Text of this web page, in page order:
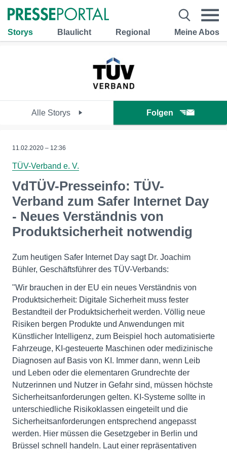
Storys Blaulicht Regional Meine Abos
Alle Storys Folgen
11.02.2020 – 12:36
TÜV-Verband e. V.
VdTÜV-Presseinfo: TÜV-
Verband zum Safer Internet Day
- Neues Verständnis von
Produktsicherheit notwendig
Zum heutigen Safer Internet Day sagt Dr. Joachim
Bühler, Geschäftsführer des TÜV-Verbands:
"Wir brauchen in der EU ein neues Verständnis von
Produktsicherheit: Digitale Sicherheit muss fester
Bestandteil der Produktsicherheit werden. Völlig neue
Risiken bergen Produkte und Anwendungen mit
Künstlicher Intelligenz, zum Beispiel hoch automatisierte
Fahrzeuge, KI-gesteuerte Maschinen oder medizinische
Diagnosen auf Basis von KI. Immer dann, wenn Leib
und Leben oder die elementaren Grundrechte der
Nutzerinnen und Nutzer in Gefahr sind, müssen höchste
Sicherheitsanforderungen gelten. KI-Systeme sollte in
unterschiedliche Risikoklassen eingeteilt und die
Sicherheitsanforderungen entsprechend angepasst
werden. Hier müssen die Gesetzgeber in Berlin und
Brüssel schnell handeln. Laut einer repräsentativen